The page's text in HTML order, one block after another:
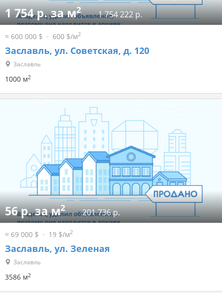
1 754 р. за м2 1 754 222 р.
≈ 600 000 $ 600 $/м2
Заславль, ул. Советская, д. 120
Заславль
1000 м2
56 р. за м2 201 736 р.
≈ 69 000 $ 19 $/м2
Заславль, ул. Зеленая
Заславль
3586 м2